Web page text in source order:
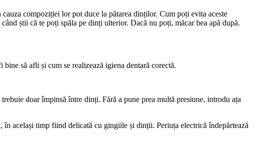
compoziției lor pot duce la pătarea dinților. Cum poți evita aceste
știi că te poți spăla pe dinți ulterior. Dacă nu poți, măcar bea apă după.
să afli și cum se realizează igiena dentară corectă.
doar împinsă între dinți. Fără a pune prea multă presiune, introdu ața
același timp fiind delicată cu gingiile și dinții. Periuța electrică îndepărtează